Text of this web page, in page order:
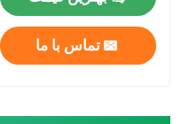
تماس با ما